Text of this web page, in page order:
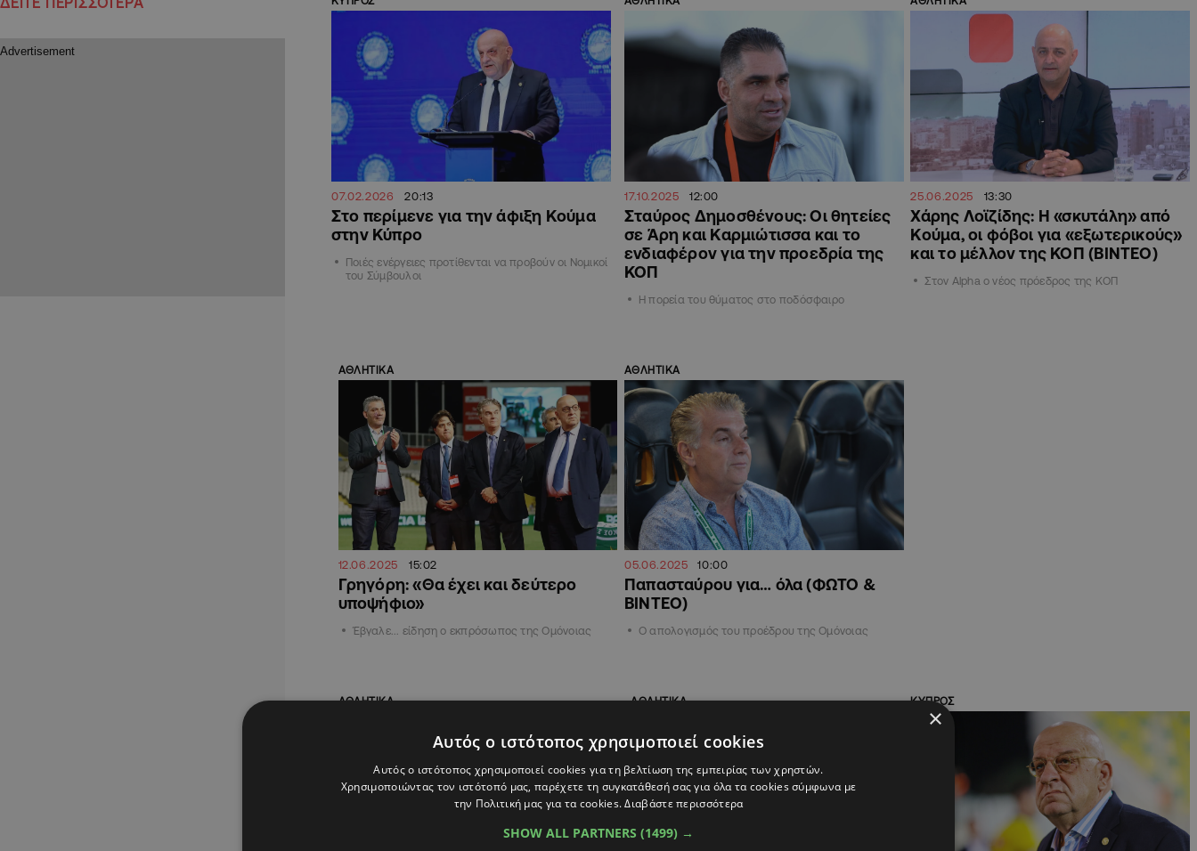
07.02.2026 20:13
Στο περίμενε για την άφιξη Κούμα
στην Κύπρο
Ποιές ενέργειες προτίθενται να προβούν οι Νομικοί
του Σύμβουλοι
17.10.2025 12:00
Σταύρος Δημοσθένους: Οι θητείες
σε Άρη και Καρμιώτισσα και το
ενδιαφέρον για την προεδρία της
ΚΟΠ
Η πορεία του θύματος στο ποδόσφαιρο
25.06.2025 13:30
Χάρης Λοϊζίδης: Η «σκυτάλη» από
Κούμα, οι φόβοι για «εξωτερικούς»
και το μέλλον της ΚΟΠ (ΒΙΝΤΕΟ)
Στον Alpha ο νέος πρόεδρος της ΚΟΠ
ΑΘΛΗΤΙΚΑ
12.06.2025 15:02
Γρηγόρη: «Θα έχει και δεύτερο
υποψήφιο»
Έβγαλε... είδηση ο εκπρόσωπος της Ομόνοιας
ΑΘΛΗΤΙΚΑ
05.06.2025 10:00
Παπασταύρου για… όλα (ΦΩΤΟ &
ΒΙΝΤΕΟ)
Ο απολογισμός του προέδρου της Ομόνοιας
ΑΘΛΗΤΙΚΑ ΑΘΛΗΤΙΚΑ ΚΥΠΡΟΣ
×
Αυτός ο ιστότοπος χρησιμοποιεί cookies
Αυτός ο ιστότοπος χρησιμοποιεί cookies για τη βελτίωση της εμπειρίας των χρηστών.
Χρησιμοποιώντας τον ιστότοπό μας, παρέχετε τη συγκατάθεσή σας για όλα τα cookies σύμφωνα με
την Πολιτική μας για τα cookies.Διαβάστε περισσότερα
SHOW ALL PARTNERS (1499) →